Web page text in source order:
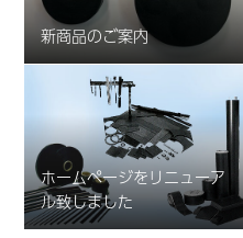
新商品のご案内
ホームページをリニューア
ル致しました